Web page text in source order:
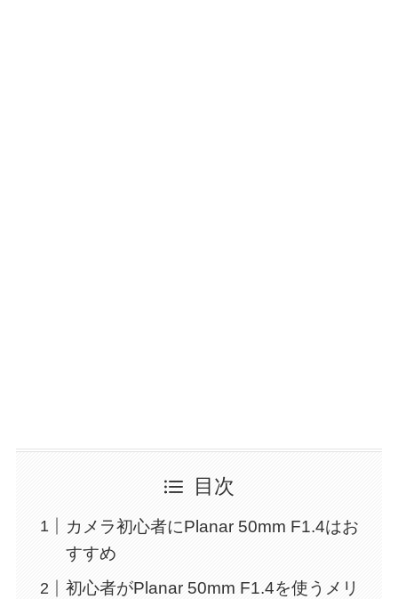
目次
カメラ初心者にPlanar 50mm F1.4はお
すすめ
初心者がPlanar 50mm F1.4を使うメリ